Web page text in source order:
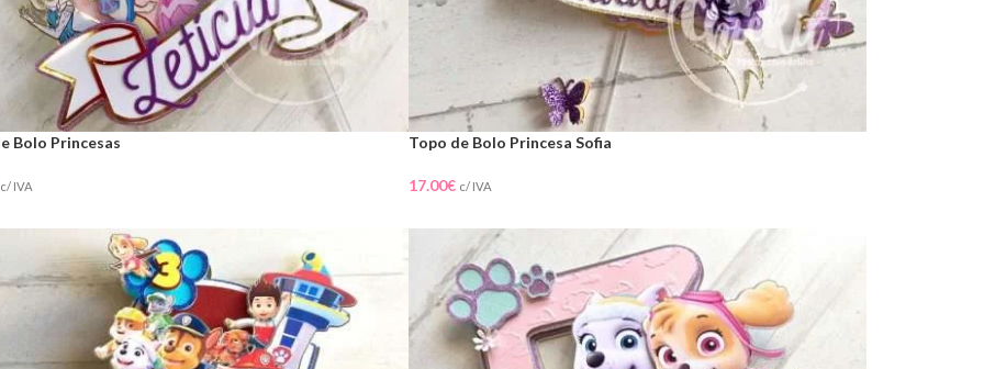
Bolo Princesas
c/ IVA
Topo de Bolo Princesa Sofia
17.00€ c/ IVA